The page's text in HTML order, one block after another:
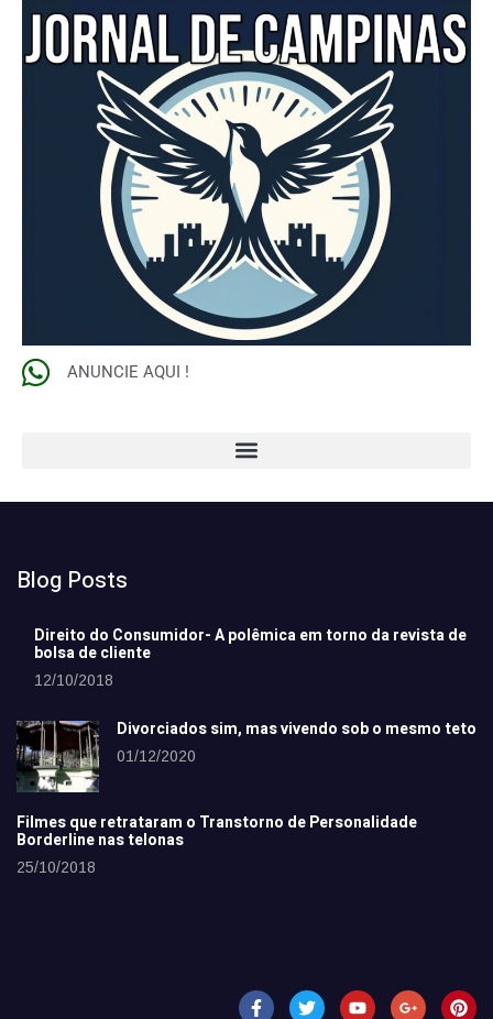
ANUNCIE AQUI !
Blog Posts
Direito do Consumidor- A polêmica em torno da revista de
bolsa de cliente
12/10/2018
Divorciados sim, mas vivendo sob o mesmo teto
01/12/2020
Filmes que retrataram o Transtorno de Personalidade
Borderline nas telonas
25/10/2018